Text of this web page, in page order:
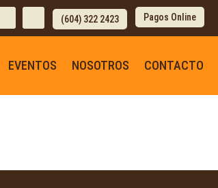
(604) 322 2423 Pagos Online
EVENTOS NOSOTROS CONTACTO